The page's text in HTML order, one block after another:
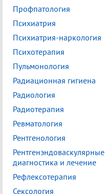
Профпатология
Психиатрия
Психиатрия-наркология
Психотерапия
Пульмонология
Радиационная гигиена
Радиология
Радиотерапия
Ревматология
Рентгенология
Рентгенэндоваскулярные
диагностика и лечение
Рефлексотерапия
Сексология